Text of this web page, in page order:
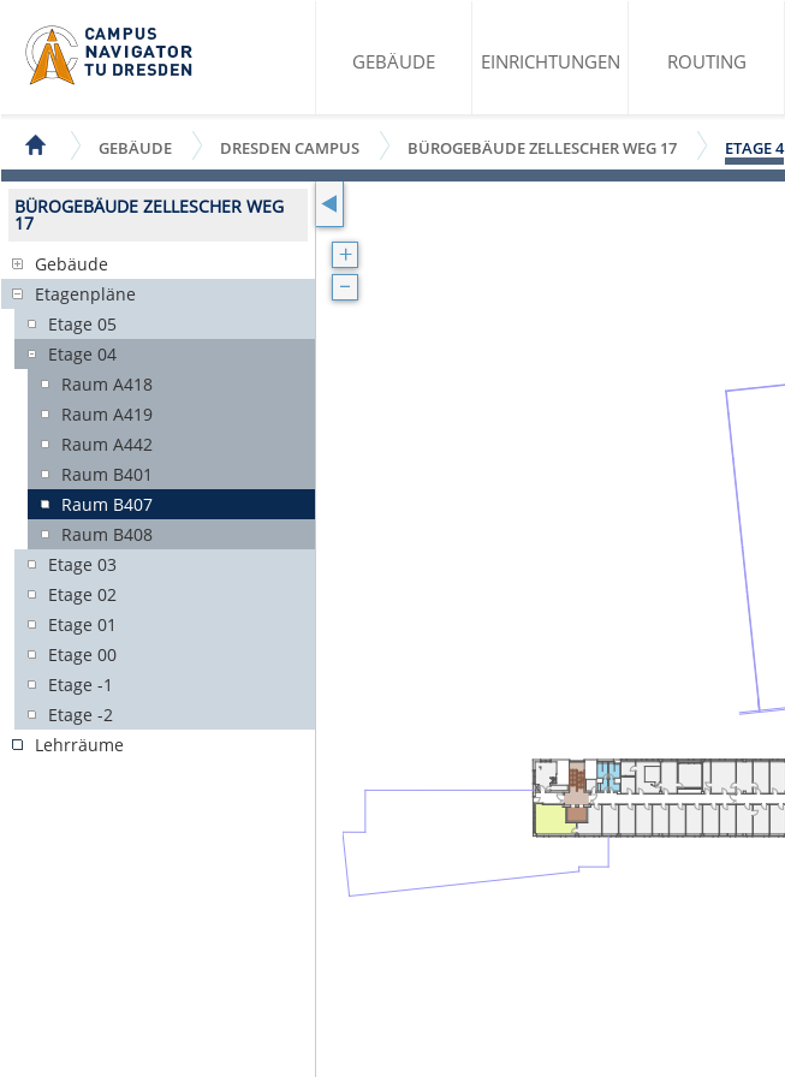
GEBÄUDE EINRICHTUNGEN ROUTING
GEBÄUDE DRESDEN CAMPUS BÜROGEBÄUDE ZELLESCHER WEG 17 ETAGE 4
BÜROGEBÄUDE ZELLESCHER WEG
17
Gebäude
Etagenpläne
Etage 05
Etage 04
Raum A418
Raum A419
Raum A442
Raum B401
Raum B407
Raum B408
Etage 03
Etage 02
Etage 01
Etage 00
Etage -1
Etage -2
Lehrräume